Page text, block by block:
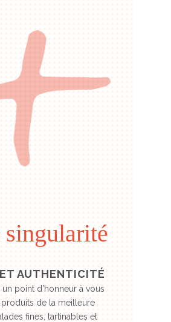
AUTHENTICITÉ
point d’honneur à vous
de la meilleure
fines, tartinables et